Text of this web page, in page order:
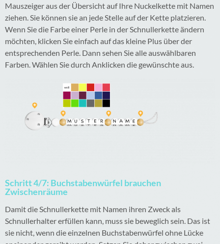
Mauszeiger aus der Übersicht auf Ihre Nuckelkette mit Namen
ziehen. Sie können sie an jede Stelle auf der Kette platzieren.
Wenn Sie die Farbe einer Perle in der Schnullerkette ändern
möchten, klicken Sie einfach auf das kleine Plus über der
entsprechenden Perle. Dann sehen Sie alle auswählbaren
Farben. Wählen Sie durch Anklicken die gewünschte aus.
Schritt 4/7: Buchstabenwürfel brauchen
Zwischenräume
Damit die Schnullerkette mit Namen ihren Zweck als
Schnullerhalter erfüllen kann, muss sie beweglich sein. Das ist
sie nicht, wenn die einzelnen Buchstabenwürfel ohne Lücke